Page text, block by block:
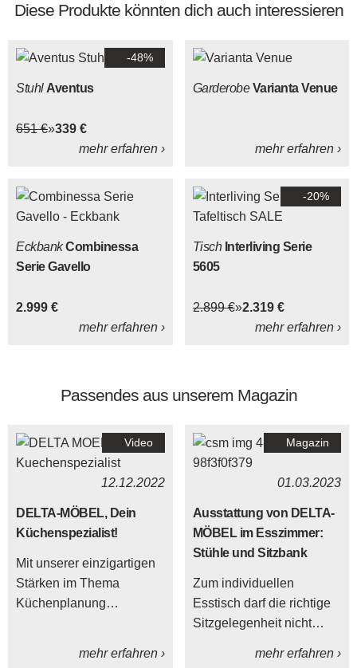
Diese Produkte könnten dich auch interessieren
-48%
Stuhl Aventus
651 € 339 €
mehr erfahren ›
GarderobeVarianta Venue
mehr erfahren ›
EckbankCombinessa
Serie Gavello
2.999 €
mehr erfahren ›
-20%
Tisch Interliving Serie
5605
2.899 € 2.319 €
mehr erfahren ›
Passendes aus unserem Magazin
Video
12.12.2022
DELTA-MÖBEL, Dein
Küchenspezialist!
Mit unserer einzigartigen
Stärken im Thema
Küchenplanung
mehr erfahren ›
Magazin
01.03.2023
Ausstattung von DELTA-
MÖBEL im Esszimmer:
Stühle und Sitzbank
Zum individuellen
Esstisch darf die richtige
Sitzgelegenheit nicht
mehr erfahren ›